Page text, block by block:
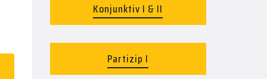
Konjunktiv I & II
Partizip I